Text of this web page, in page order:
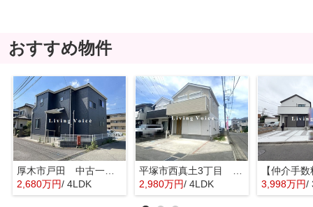
おすすめ物件
厚木市戸田 中古一戸建て
2,680万円/ 4LDK
平塚市西真土3丁目 中古一戸建て
2,980万円/ 4LDK 3,998万円/